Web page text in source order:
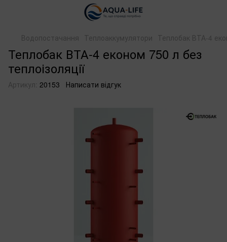
Водопостачання Теплоаккумулятори Теплобак ВТА-4
Теплобак ВТА-4 економ 750 л без
теплоізоляції
Артикул: 20153 Написати відгук